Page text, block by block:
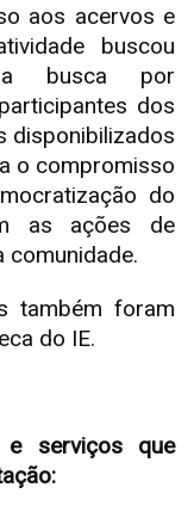
aos acervos e
buscou
busca por
dos
disponibilizados
o compromisso
do
as ações de
comunidade.
também foram
do IE.
e serviços que